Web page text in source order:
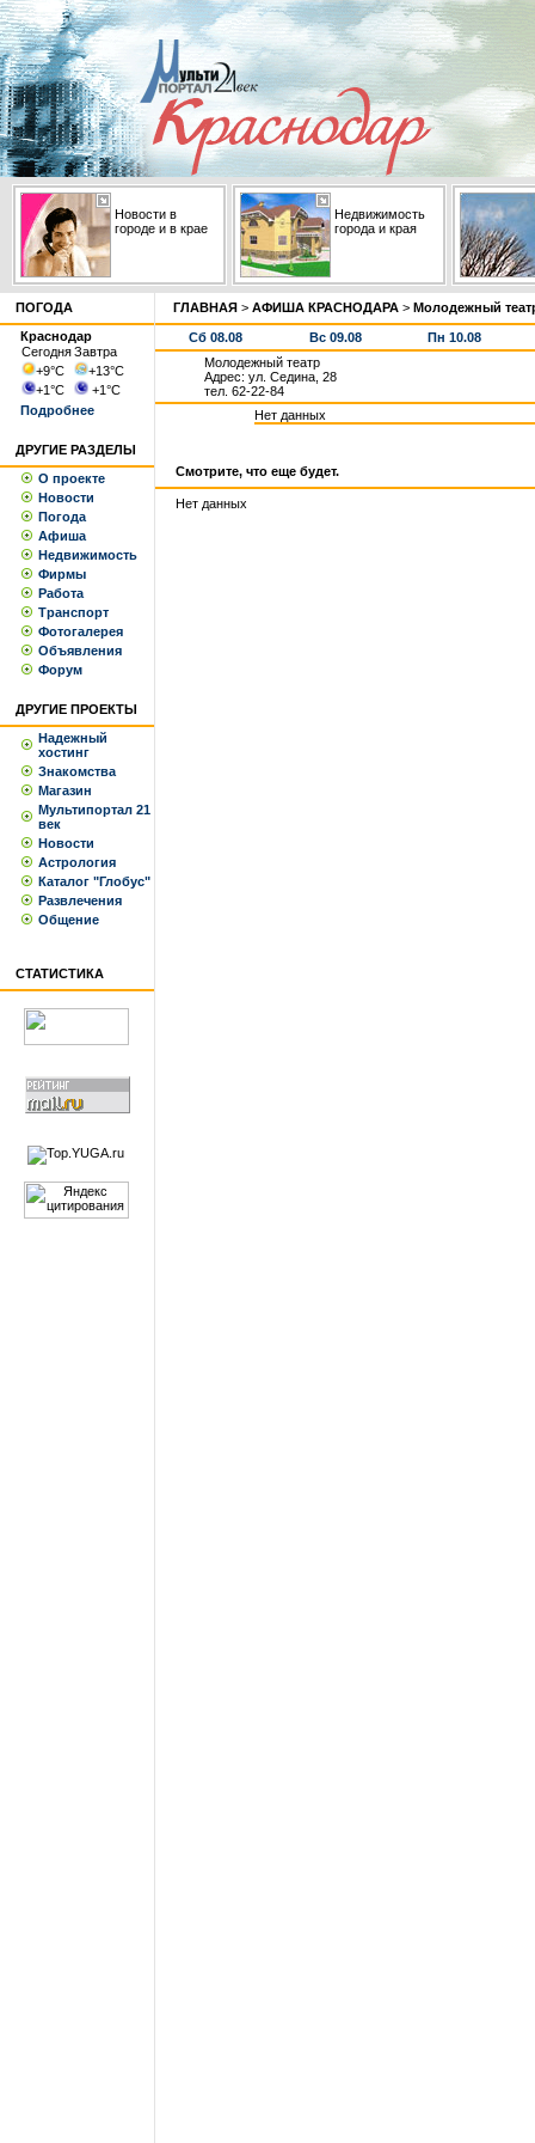
Новости в
городе и в крае
Недвижимость
города и края
ПОГОДА
Краснодар
СегодняЗавтра
+9°С +13°С
+1°С +1°С
Подробнее
ДРУГИЕ РАЗДЕЛЫ
О проекте
Новости
Погода
Афиша
Недвижимость
Фирмы
Работа
Транспорт
Фотогалерея
Объявления
Форум
ДРУГИЕ ПРОЕКТЫ
Надежный
хостинг
Знакомства
Магазин
Мультипортал 21
век
Новости
Астрология
Каталог "Глобус"
Развлечения
Общение
СТАТИСТИКА
ГЛАВНАЯ > АФИША КРАСНОДАРА > Молодежный
Сб 08.08 Вс 09.08
Пн 10.08
Молодежный театр
Адрес: ул. Седина, 28
тел. 62-22-84
Нет данных
Смотрите, что еще будет.
Нет данных